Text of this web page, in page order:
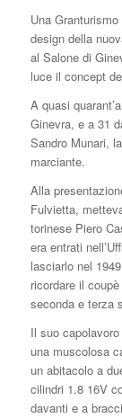
Una
design della
al Salone di
luce il concept
A quasi
Ginevra, e a 31
Sandro Munari,
marciante.
Alla
Fulvietta,
torinese Piero
era entrati
lasciarlo nel
ricordare il
seconda e terza
Il suo
una muscolosa
un abitacolo a
cilindri 1.8 16V
davanti e a